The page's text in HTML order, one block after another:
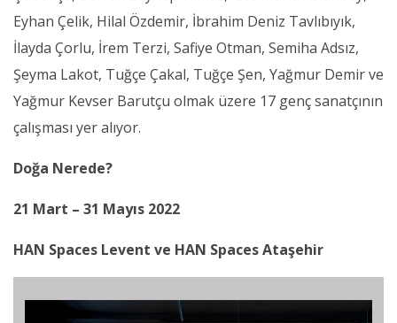
Eyhan Çelik, Hilal Özdemir, İbrahim Deniz Tavlıbıyık,
İlayda Çorlu, İrem Terzi, Safiye Otman, Semiha Adsız,
Şeyma Lakot, Tuğçe Çakal, Tuğçe Şen, Yağmur Demir ve
Yağmur Kevser Barutçu olmak üzere 17 genç sanatçının
çalışması yer alıyor.
Doğa Nerede?
21 Mart – 31 Mayıs 2022
HAN Spaces Levent ve HAN Spaces Ataşehir